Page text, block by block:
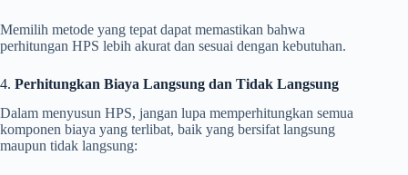
Memilih metode yang tepat dapat memastikan bahwa
perhitungan HPS lebih akurat dan sesuai dengan kebutuhan.
4. Perhitungkan Biaya Langsung dan Tidak Langsung
Dalam menyusun HPS, jangan lupa memperhitungkan semua
komponen biaya yang terlibat, baik yang bersifat langsung
maupun tidak langsung: